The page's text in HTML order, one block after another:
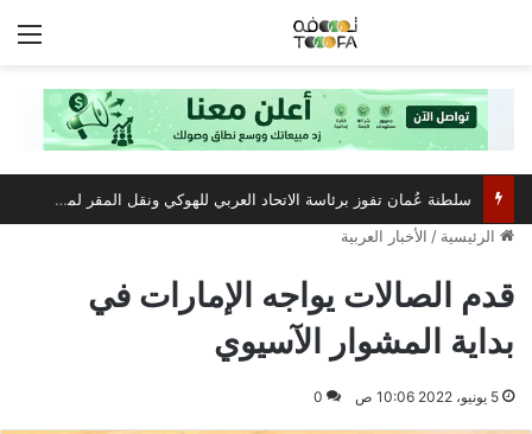
الرئيسية / الأخبار العربية
قدم الصالات يواجه الإمارات في
بداية المشوار الآسيوي
5 يونيو، 2022 10:06 ص 0